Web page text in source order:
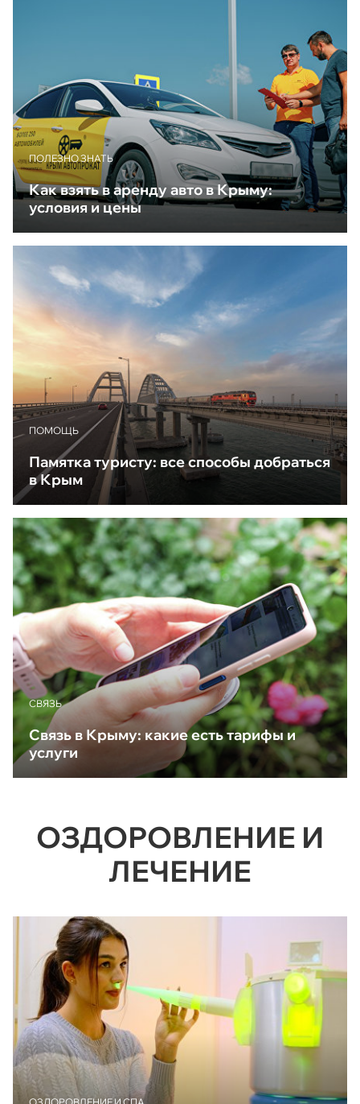
ПОЛЕЗНО ЗНАТЬ
Как взять в аренду авто в Крыму:
условия и цены
ПОМОЩЬ
Памятка туристу: все способы добраться
в Крым
CВЯЗЬ
Связь в Крыму: какие есть тарифы и
услуги
ОЗДОРОВЛЕНИЕ И
ЛЕЧЕНИЕ